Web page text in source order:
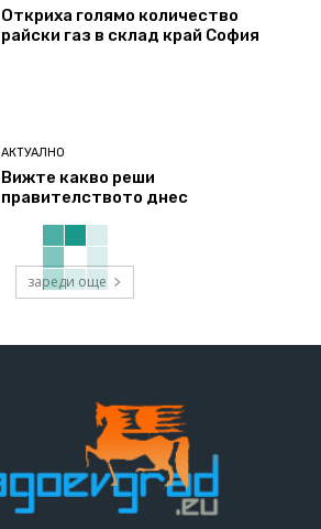
Откриха голямо количество
райски газ в склад край София
АКТУАЛНО
Вижте какво реши
правителството днес
зареди още